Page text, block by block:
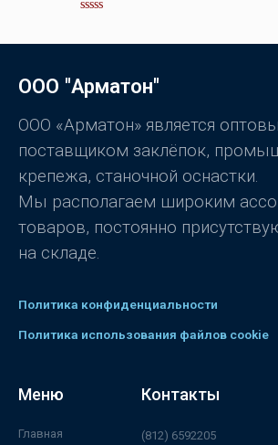
и
е
а
0
5
ООО "Арматон"
ООО «Арматон» является
поставщиком заклёпок,
крепежа, станочной оснастки.
Мы располагаем широким
товаров, постоянно
на складе.
Политика конфиденциальности
Политика использования файлов cookie
Меню
Главная
Контакты
(812) 6592205